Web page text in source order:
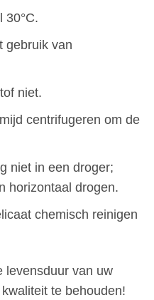
30°C.
gebruik van
niet.
centrifugeren om de
niet in een droger;
horizontaal drogen.
chemisch reinigen
levensduur van uw
te behouden!